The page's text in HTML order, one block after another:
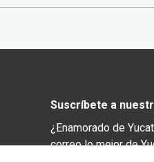
Suscríbete a
¿Enamorado de
correo lo mejor de